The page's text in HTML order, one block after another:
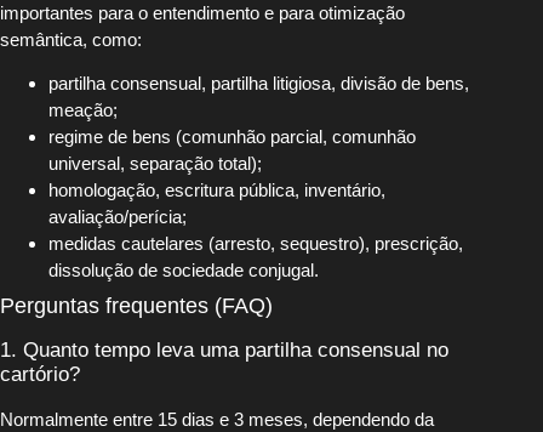
importantes para o entendimento e para otimização
semântica, como:
partilha consensual, partilha litigiosa, divisão de bens,
meação;
regime de bens (comunhão parcial, comunhão
universal, separação total);
homologação, escritura pública, inventário,
avaliação/perícia;
medidas cautelares (arresto, sequestro), prescrição,
dissolução de sociedade conjugal.
Perguntas frequentes (FAQ)
1. Quanto tempo leva uma partilha consensual no
cartório?
Normalmente entre 15 dias e 3 meses, dependendo da